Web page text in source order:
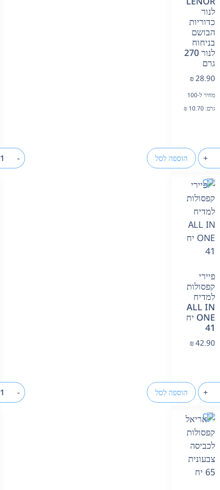
לנור
כדוריות
הבושם
בניחוח
לנור 270
גרם
₪28.90
מחיר ל-100
גרם:
₪ 10.70
+ הוספה לסל -
פיירי
קפסולות
למדיח
ALL IN
ONE יח
41
₪42.90
+ הוספה לסל -